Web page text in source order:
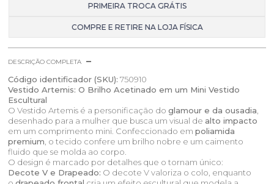
PRIMEIRA TROCA GRÁTIS
COMPRE E RETIRE NA LOJA FÍSICA
DESCRIÇÃO COMPLETA
Código identificador (SKU): 750910
Vestido Artemis: O Brilho Acetinado em um Mini Vestido
Escultural
O Vestido Artemis é a personificação doglamour e da ousadia
desenhado para a mulher que busca um visual de alto impacto
em um comprimento mini. Confeccionado empoliamida
premium , o tecido confere um brilho nobre e um caimento
fluido que se molda ao corpo.
O design é marcado por detalhes que o tornam único:
Decote V e Drapeado: O decote V valoriza o colo, enquanto